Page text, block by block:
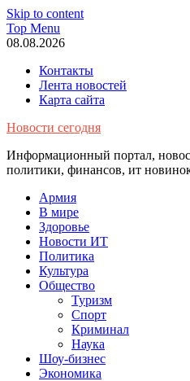
Skip to content
Top Menu
08.08.2026
Контакты
Лента новостей
Карта сайта
Новости сегодня
Информационный портал,
политики, финансов, ит
Армия
В мире
Здоровье
Новости ИТ
Политика
Культура
Общество
Туризм
Спорт
Криминал
Наука
Шоу-бизнес
Экономика